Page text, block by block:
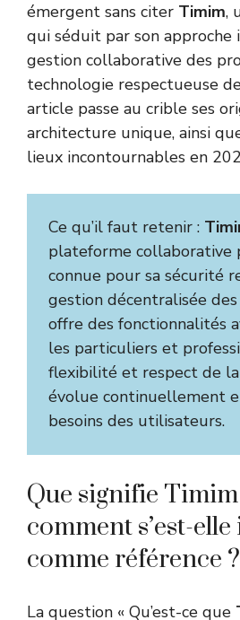
émergent sans citer Timim,
qui séduit par son approche
gestion collaborative des
technologie respectueuse
article passe au crible ses
architecture unique, ainsi
lieux incontournables en
Ce qu’il faut retenir :
plateforme collaborative
connue pour sa sécurité
gestion décentralisée
offre des fonctionnalités
les particuliers et
flexibilité et respect de
évolue continuellement
besoins des utilisateurs.
Que signifie
comment s’est-
comme référence ?
La question « Qu’est-ce que